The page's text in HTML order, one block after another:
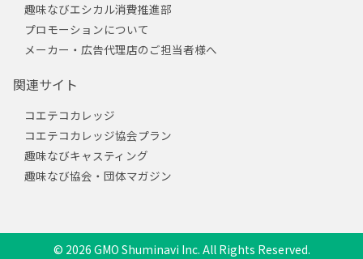
趣味なびエシカル消費推進部
プロモーションについて
メーカー・広告代理店のご担当者様へ
関連サイト
コエテコカレッジ
コエテコカレッジ協会プラン
趣味なびキャスティング
趣味なび協会・団体マガジン
© 2026 GMO Shuminavi Inc. All Rights Reserved.